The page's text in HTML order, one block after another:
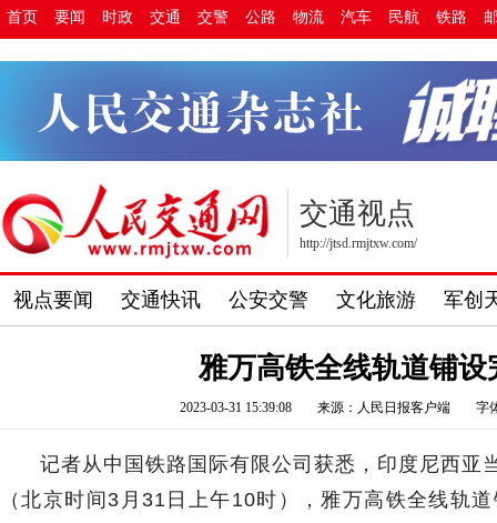
首页 要闻 时政 交通 交警 公路 物流 汽车 民航 铁路
交通视点
http://jtsd.rmjtxw.com/
视点要闻 交通快讯 公安交警 文化旅游 军创
雅万高铁全线轨道铺设
2023-03-31 15:39:08 来源：人民日报客户端 字
记者从中国铁路国际有限公司获悉，印度尼西亚
（北京时间3月31日上午10时），雅万高铁全线轨